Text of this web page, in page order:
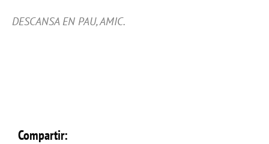
DESCANSA EN PAU, AMIC.
Compartir: